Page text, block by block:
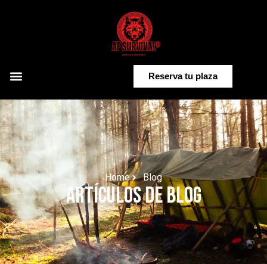
Reserva tu plaza
Home Blog
Artículos de Blog